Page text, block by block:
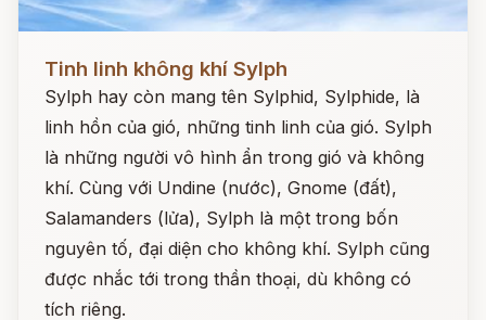
Tinh linh không khí Sylph
Sylph hay còn mang tên Sylphid, Sylphide, là
linh hồn của gió, những tinh linh của gió. Sylph
là những người vô hình ẩn trong gió và không
khí. Cùng với Undine (nước), Gnome (đất),
Salamanders (lửa), Sylph là một trong bốn
nguyên tố, đại diện cho không khí. Sylph cũng
được nhắc tới trong thần thoại, dù không có
tích riêng.